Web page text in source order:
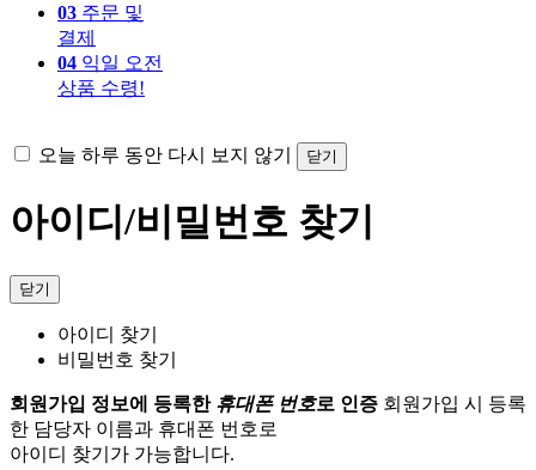
03 주문 및
결제
04 익일 오전
상품 수령!
오늘 하루 동안 다시 보지 않기 닫기
아이디/비밀번호 찾기
닫기
아이디 찾기
비밀번호 찾기
회원가입 정보에 등록한 휴대폰 번호로 인증 회원가입 시 등록
한 담당자 이름과 휴대폰 번호로
아이디 찾기가 가능합니다.